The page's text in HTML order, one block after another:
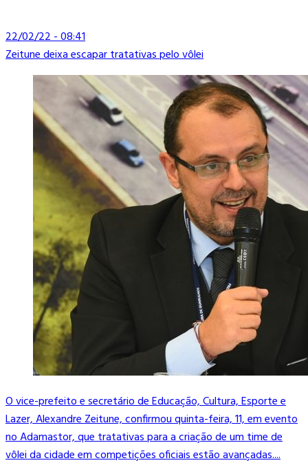
22/02/22 - 08:41
Zeitune deixa escapar tratativas pelo vôlei
O vice-prefeito e secretário de Educação, Cultura, Esporte e
Lazer, Alexandre Zeitune, confirmou quinta-feira, 11, em evento
no Adamastor, que tratativas para a criação de um time de
vôlei da cidade em competições oficiais estão avançadas....